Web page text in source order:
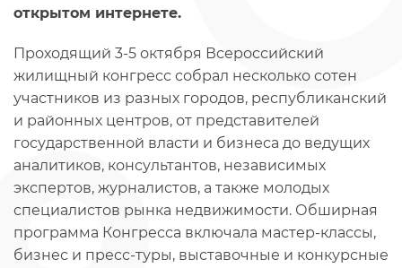
открытом интернете.
Проходящий 3-5 октября Всероссийский
жилищный конгресс собрал несколько сотен
участников из разных городов, республиканский
и районных центров, от представителей
государственной власти и бизнеса до ведущих
аналитиков, консультантов, независимых
экспертов, журналистов, а также молодых
специалистов рынка недвижимости. Обширная
программа Конгресса включала мастер-классы,
бизнес и пресс-туры, выставочные и конкурсные